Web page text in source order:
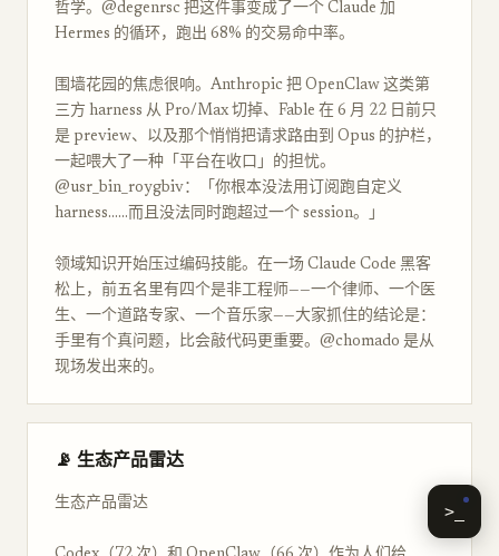
哲学。@degenrsc 把这件事变成了一个 Claude 加
Hermes 的循环，跑出 68% 的交易命中率。
围墙花园的焦虑很响。Anthropic 把 OpenClaw 这类第
三方 harness 从 Pro/Max 切掉、Fable 在 6 月 22 日前只
是 preview、以及那个悄悄把请求路由到 Opus 的护栏，
一起喂大了一种「平台在收口」的担忧。
@usr_bin_roygbiv：「你根本没法用订阅跑自定义
harness……而且没法同时跑超过一个 session。」
领域知识开始压过编码技能。在一场 Claude Code 黑客
松上，前五名里有四个是非工程师——一个律师、一个医
生、一个道路专家、一个音乐家——大家抓住的结论是：
手里有个真问题，比会敲代码更重要。@chomado 是从
现场发出来的。
📡 生态产品雷达
生态产品雷达 >_